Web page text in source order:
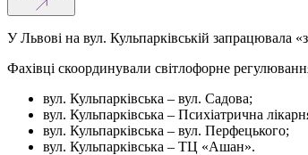
У Львові на вул. Кульпарківській
Фахівці скоординували світлофорне
вул. Кульпарківська – вул. Садова;
вул. Кульпарківська – Психіатрична
вул. Кульпарківська – вул. Перфецького;
вул. Кульпарківська – ТЦ «Ашан».